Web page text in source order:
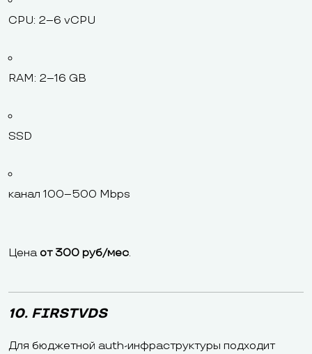
CPU: 2–6 vCPU
RAM: 2–16 GB
SSD
канал 100–500 Mbps
Цена от 300 руб/мес.
10. FIRSTVDS
Для бюджетной auth-инфраструктуры подходит